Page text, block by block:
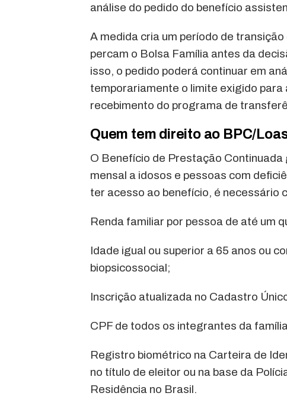
análise do pedido do benefício
A medida cria um período de
percam o Bolsa Família antes da
isso, o pedido poderá continuar em
temporariamente o limite exigido
recebimento do programa de
Quem tem direito ao BPC/
O Benefício de Prestação
mensal a idosos e pessoas com
ter acesso ao benefício, é necessário
Renda familiar por pessoa de até um
Idade igual ou superior a 65 anos ou
biopsicossocial;
Inscrição atualizada no Cadastro
CPF de todos os integrantes da
Registro biométrico na Carteira de
no título de eleitor ou na base da
Residência no Brasil.